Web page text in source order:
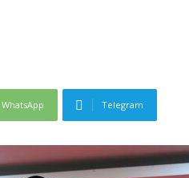
WhatsApp Telegram